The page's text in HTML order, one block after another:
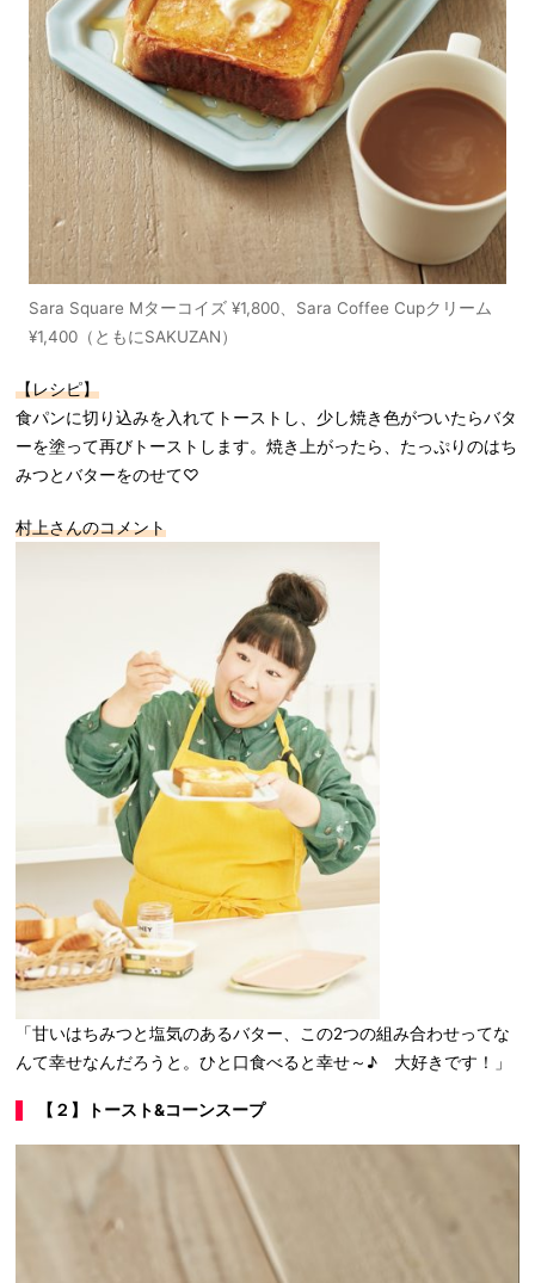
Sara Square Mターコイズ ¥1,800、Sara Coffee Cupクリーム
¥1,400（ともにSAKUZAN）
【レシピ】
食パンに切り込みを入れてトーストし、少し焼き色がついたらバタ
ーを塗って再びトーストします。焼き上がったら、たっぷりのはち
みつとバターをのせて♡
村上さんのコメント
「甘いはちみつと塩気のあるバター、この2つの組み合わせってな
んて幸せなんだろうと。ひと口食べると幸せ～♪ 大好きです！」
【２】トースト&コーンスープ